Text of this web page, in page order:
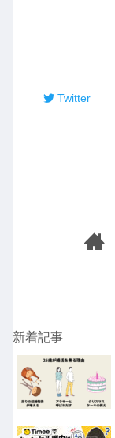
Twitter
新着記事